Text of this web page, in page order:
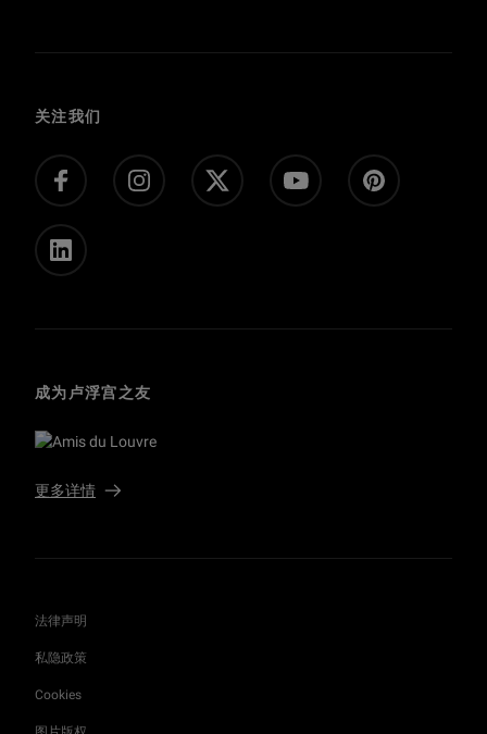
媒体
满意度调查
私人包场、私人参观、影视拍摄
关注我们
成为卢浮宫之友
更多详情
法律声明
私隐政策
Cookies